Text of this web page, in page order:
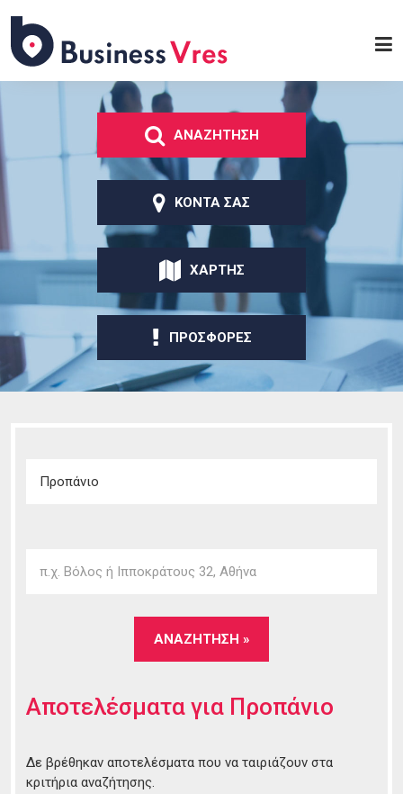
κυρίως περιεχόμενο
Business
ΑΝΑΖΗΤΗΣΗ
ΚΟΝΤΑ ΣΑΣ
ΧΑΡΤΗΣ
ΠΡΟΣΦΟΡΕΣ
Αποτελέσματα για Προπάνιο
Δε βρέθηκαν αποτελέσματα που να ταιριάζουν στα
κριτήρια αναζήτησης.